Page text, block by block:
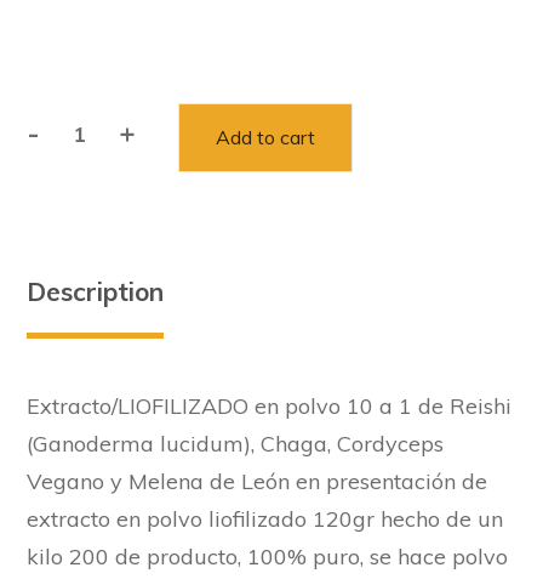
-Adaptógenos
+ Add to cart
Description
Extracto/LIOFILIZADO en polvo 10 a 1 de Reishi
(Ganoderma lucidum), Chaga, Cordyceps
Vegano y Melena de León en presentación de
extracto en polvo liofilizado 120gr hecho de un
kilo 200 de producto, 100% puro, se hace polvo